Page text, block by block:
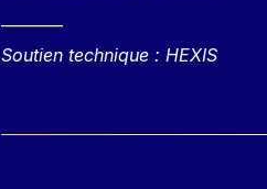
Soutien technique : HEXIS